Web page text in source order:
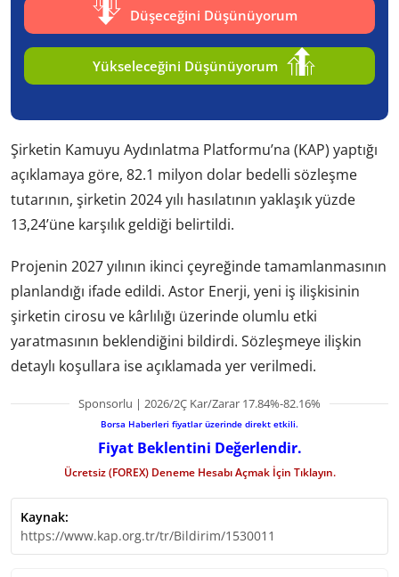
Düşeceğini Düşünüyorum
Yükseleceğini Düşünüyorum
Şirketin Kamuyu Aydınlatma Platformu’na (KAP) yaptığı
açıklamaya göre, 82.1 milyon dolar bedelli sözleşme
tutarının, şirketin 2024 yılı hasılatının yaklaşık yüzde
13,24’üne karşılık geldiği belirtildi.
Projenin 2027 yılının ikinci çeyreğinde tamamlanmasının
planlandığı ifade edildi. Astor Enerji, yeni iş ilişkisinin
şirketin cirosu ve kârlılığı üzerinde olumlu etki
yaratmasının beklendiğini bildirdi. Sözleşmeye ilişkin
detaylı koşullara ise açıklamada yer verilmedi.
Sponsorlu | 2026/2Ç Kar/Zarar 17.84%-82.16%
Borsa Haberleri fiyatlar üzerinde direkt etkili.
Fiyat Beklentini Değerlendir.
Ücretsiz (FOREX) Deneme Hesabı Açmak İçin Tıklayın.
Kaynak:
https://www.kap.org.tr/tr/Bildirim/1530011